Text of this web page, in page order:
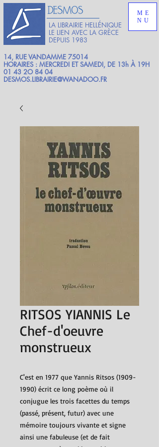
LA LIBRAIRIE HELLÉNIQUE
LE LIEN AVEC LA GRÈCE
DEPUIS 1983
ME
NU
14, RUE VANDAMME 75014
HORAIRES : MERCREDI ET SAMEDI, DE 13h À 19H
01 43 2O 84 04
DESMOS.LIBRAIRIE@WANADOO.FR
RITSOS YIANNIS Le
Chef-d'oeuvre
monstrueux
C'est en 1977 que Yannis Ritsos (1909-
1990) écrit ce long poème où il
conjugue les trois facettes du temps
(passé, présent, futur) avec une
mémoire toujours vivante et signe
ainsi une fabuleuse (et de fait